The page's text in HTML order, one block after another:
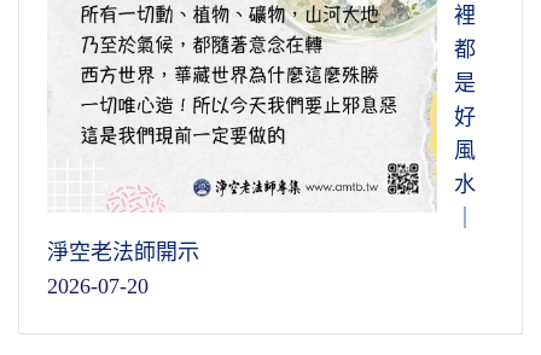
裡
都
是
好
風
水
淨空老法師開示
2026-07-20